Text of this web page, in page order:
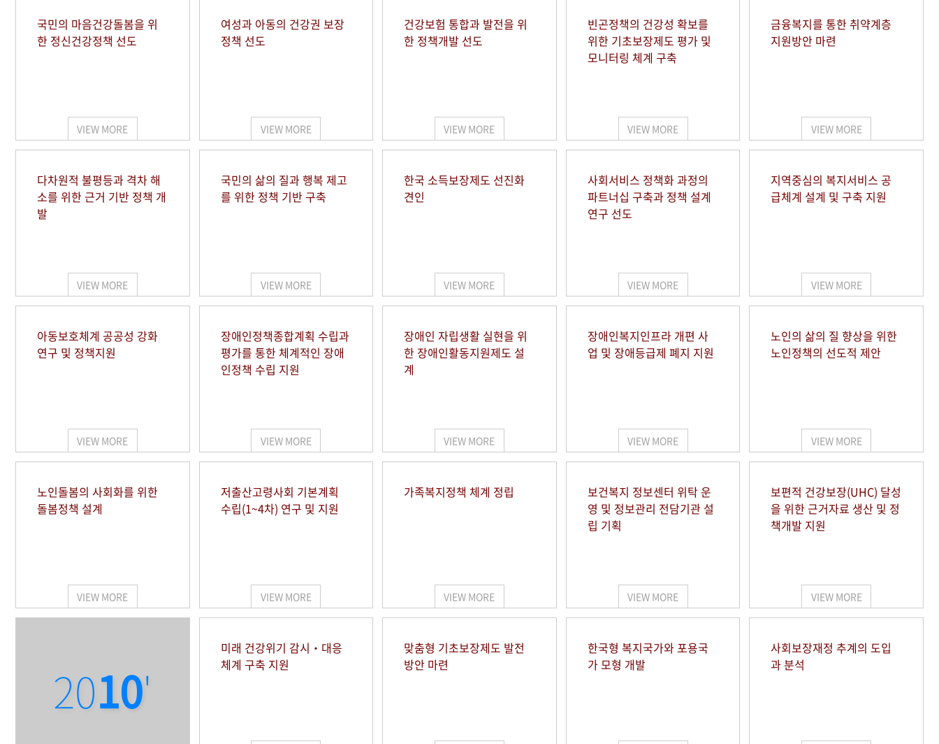
국민의 마음건강돌봄을 위
한 정신건강정책 선도
VIEW MORE
여성과 아동의 건강권 보장
정책 선도
VIEW MORE
건강보험 통합과 발전을 위
한 정책개발 선도
VIEW MORE
빈곤정책의 건강성 확보를
위한 기초보장제도 평가 및
모니터링 체계 구축
VIEW MORE
금융복지를 통한 취약계층
지원방안 마련
VIEW MORE
다차원적 불평등과 격차 해
소를 위한 근거 기반 정책 개
발
VIEW MORE
국민의 삶의 질과 행복 제고
를 위한 정책 기반 구축
VIEW MORE
한국 소득보장제도 선진화
견인
VIEW MORE
사회서비스 정책화 과정의
파트너십 구축과 정책 설계
연구 선도
VIEW MORE
지역중심의 복지서비스 공
급체계 설계 및 구축 지원
VIEW MORE
아동보호체계 공공성 강화
연구 및 정책지원
VIEW MORE
장애인정책종합계획 수립과
평가를 통한 체계적인 장애
인정책 수립 지원
VIEW MORE
장애인 자립생활 실현을 위
한 장애인활동지원제도 설
계
VIEW MORE
장애인복지인프라 개편 사
업 및 장애등급제 폐지 지원
VIEW MORE
노인의 삶의 질 향상을 위한
노인정책의 선도적 제안
VIEW MORE
노인돌봄의 사회화를 위한
돌봄정책 설계
VIEW MORE
저출산고령사회 기본계획
수립(1~4차) 연구 및 지원
VIEW MORE
가족복지정책 체계 정립
VIEW MORE
보건복지 정보센터 위탁 운
영 및 정보관리 전담기관 설
립 기획
VIEW MORE
보편적 건강보장(UHC) 달성
을 위한 근거자료 생산 및 정
책개발 지원
VIEW MORE
2010'
미래 건강위기 감시‧대응
체계 구축 지원
맞춤형 기초보장제도 발전
방안 마련
한국형 복지국가와 포용국
가 모형 개발
사회보장재정 추계의 도입
과 분석